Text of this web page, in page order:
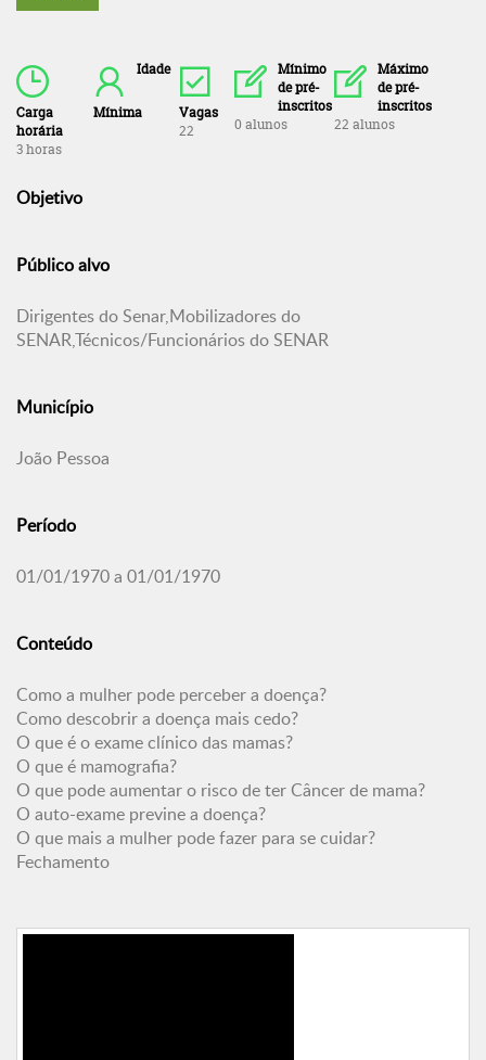
Carga
horária
3 horas
Idade
Mínima
Vagas
22
Mínimo
de pré-
inscritos
0 alunos
Máximo
de pré-
inscritos
22 alunos
Objetivo
Público alvo
Dirigentes do Senar,Mobilizadores do
SENAR,Técnicos/Funcionários do SENAR
Município
João Pessoa
Período
01/01/1970 a 01/01/1970
Conteúdo
Como a mulher pode perceber a doença?
Como descobrir a doença mais cedo?
O que é o exame clínico das mamas?
O que é mamografia?
O que pode aumentar o risco de ter Câncer de mama?
O auto-exame previne a doença?
O que mais a mulher pode fazer para se cuidar?
Fechamento